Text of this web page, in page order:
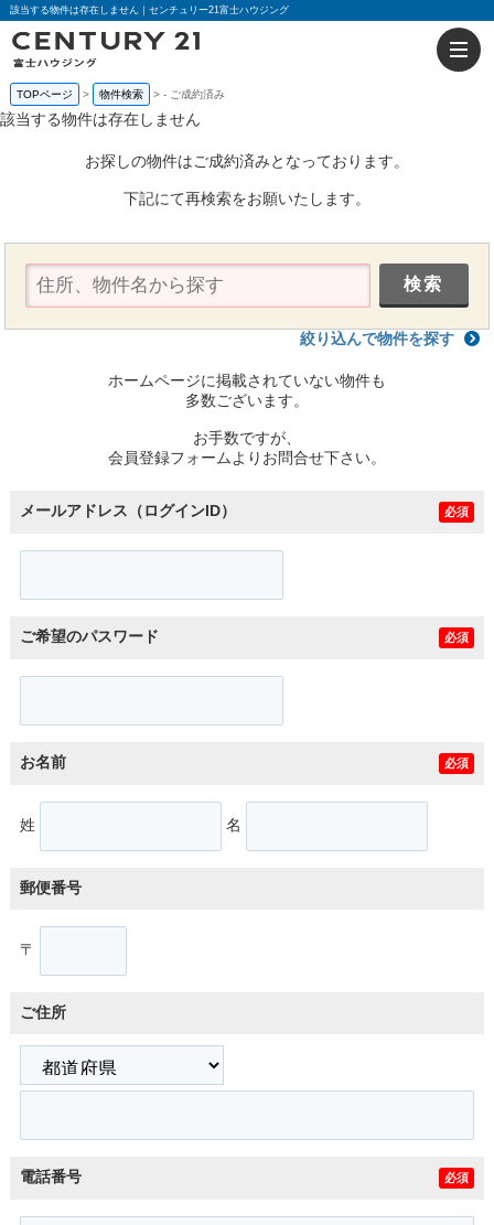
該当する物件は存在しません｜センチュリー21富士ハウジング
TOPページ 物件検索 - ご成約済み
該当する物件は存在しません
お探しの物件はご成約済みとなっております。
下記にて再検索をお願いたします。
絞り込んで物件を探す
ホームページに掲載されていない物件も
多数ございます。
お手数ですが、
会員登録フォームよりお問合せ下さい。
メールアドレス（ログインID） 必須
ご希望のパスワード 必須
お名前 必須
姓 名
郵便番号
〒
ご住所
電話番号 必須